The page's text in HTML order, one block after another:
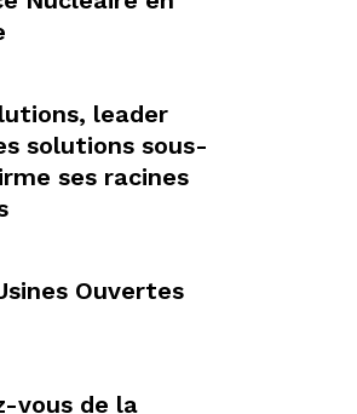
leader
solutions sous-
ses racines
Ouvertes
vous de la